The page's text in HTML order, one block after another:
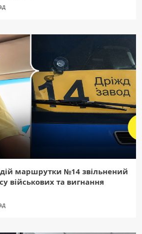
маршрутки №14 звільнений
військових та вигнання